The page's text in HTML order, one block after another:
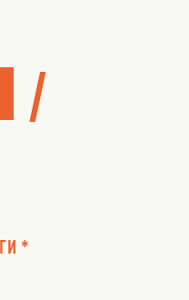
/
*